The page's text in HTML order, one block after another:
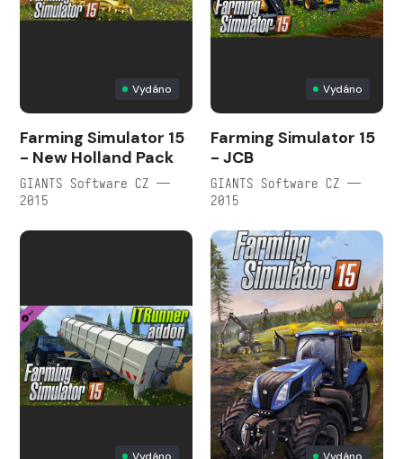
Vydáno
Farming Simulator 15
- New Holland Pack
GIANTS Software CZ —
2015
Vydáno
Farming Simulator 15
- JCB
GIANTS Software CZ —
2015